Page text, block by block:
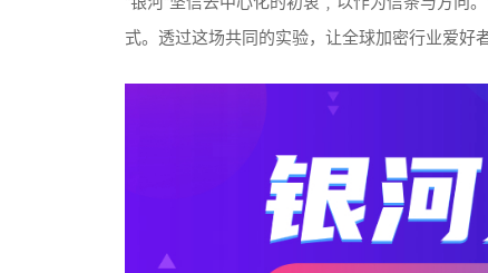
式。透过这场共同的实验，让全球加密行业爱好